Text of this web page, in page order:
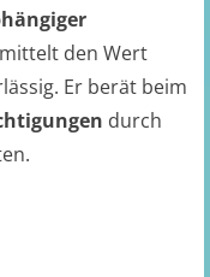
den Wert
Er berät beim
durch